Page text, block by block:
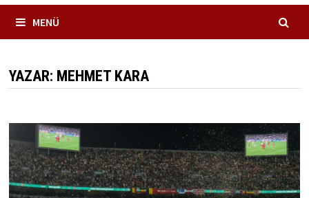
MENÜ
YAZAR: MEHMET KARA